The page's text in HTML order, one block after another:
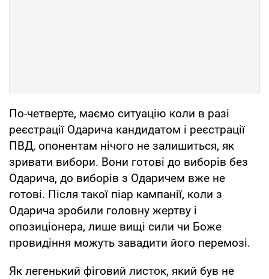
По-четверте, маємо ситуацію коли в разі
реєстрації Одарича кандидатом і реєстрації
ПВД, опонентам нічого не залишиться, як
зривати вибори. Вони готові до виборів без
Одарича, до виборів з Одаричем вже не
готові. Після такої піар кампанії, коли з
Одарича зробили головну жертву і
опозиціонера, лише вищі сили чи Боже
провидіння можуть завадити його перемозі.
Як легенький фіговий листок, який був не